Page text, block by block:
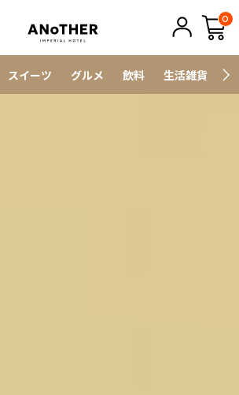
0
スイーツ グルメ 飲料 生活雑貨